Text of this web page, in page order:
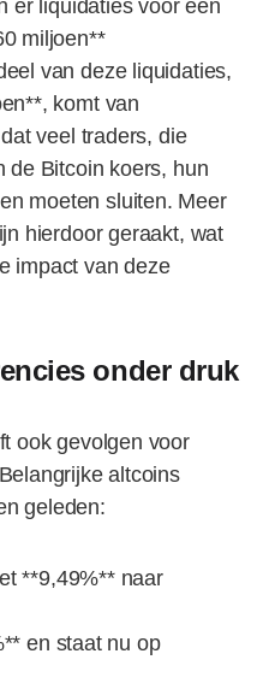
er liquidaties voor een
miljoen**
van deze liquidaties,
komt van
veel traders, die
de Bitcoin koers, hun
moeten sluiten. Meer
hierdoor geraakt, wat
impact van deze
onder druk
ook gevolgen voor
altcoins
geleden:
**9,49%** naar
en staat nu op